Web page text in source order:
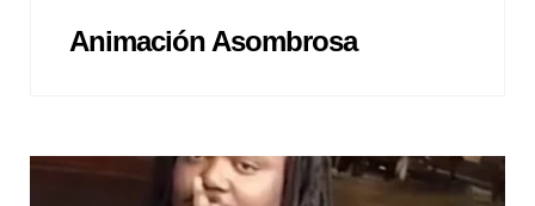
Animación Asombrosa